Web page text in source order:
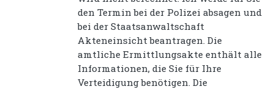
den Termin bei der Polizei absagen und
bei der Staatsanwaltschaft
Akteneinsicht beantragen. Die
amtliche Ermittlungsakte enthält alle
Informationen, die Sie für Ihre
Verteidigung benötigen. Die